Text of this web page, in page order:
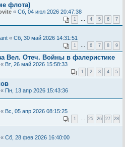
флота)
« Сб, 04 июл 2026 20:47:38
1 4 5 6 7
« Сб, 30 май 2026 14:31:51
1 6 7 8 9
Вел. Отеч. Войны в фалеристике
« Вт, 26 май 2026 15:58:33
1 2 3 4 5
« Пн, 13 апр 2026 15:43:36
« Вс, 05 апр 2026 08:15:25
1 25 26 27 28
« Сб, 28 фев 2026 16:40:00